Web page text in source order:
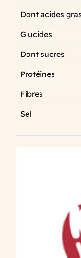
Dont acides
Glucides
Dont sucres
Protéines
Fibres
Sel